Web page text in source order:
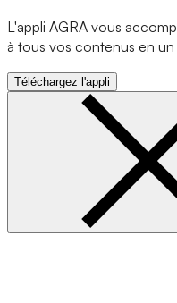
L'appli AGRA vous
à tous vos contenus en
Téléchargez l'appli